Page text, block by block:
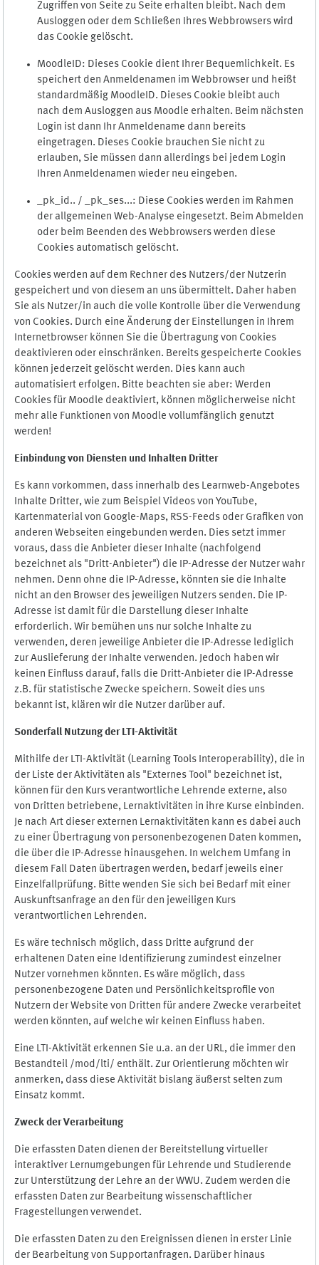
Zugriffen von Seite zu Seite erhalten bleibt. Nach dem
Ausloggen oder dem Schließen Ihres Webbrowsers wird
das Cookie gelöscht.
MoodleID: Dieses Cookie dient Ihrer Bequemlichkeit. Es
speichert den Anmeldenamen im Webbrowser und heißt
standardmäßig MoodleID. Dieses Cookie bleibt auch
nach dem Ausloggen aus Moodle erhalten. Beim nächsten
Login ist dann Ihr Anmeldename dann bereits
eingetragen. Dieses Cookie brauchen Sie nicht zu
erlauben, Sie müssen dann allerdings bei jedem Login
Ihren Anmeldenamen wieder neu eingeben.
_pk_id.. / _pk_ses...: Diese Cookies werden im Rahmen
der allgemeinen Web-Analyse eingesetzt. Beim Abmelden
oder beim Beenden des Webbrowsers werden diese
Cookies automatisch gelöscht.
Cookies werden auf dem Rechner des Nutzers/der Nutzerin
gespeichert und von diesem an uns übermittelt. Daher haben
Sie als Nutzer/in auch die volle Kontrolle über die Verwendung
von Cookies. Durch eine Änderung der Einstellungen in Ihrem
Internetbrowser können Sie die Übertragung von Cookies
deaktivieren oder einschränken. Bereits gespeicherte Cookies
können jederzeit gelöscht werden. Dies kann auch
automatisiert erfolgen. Bitte beachten sie aber: Werden
Cookies für Moodle deaktiviert, können möglicherweise nicht
mehr alle Funktionen von Moodle vollumfänglich genutzt
werden!
Einbindung von Diensten und Inhalten Dritter
Es kann vorkommen, dass innerhalb des Learnweb-Angebotes
Inhalte Dritter, wie zum Beispiel Videos von YouTube,
Kartenmaterial von Google-Maps, RSS-Feeds oder Grafiken von
anderen Webseiten eingebunden werden. Dies setzt immer
voraus, dass die Anbieter dieser Inhalte (nachfolgend
bezeichnet als "Dritt-Anbieter") die IP-Adresse der Nutzer wahr
nehmen. Denn ohne die IP-Adresse, könnten sie die Inhalte
nicht an den Browser des jeweiligen Nutzers senden. Die IP-
Adresse ist damit für die Darstellung dieser Inhalte
erforderlich. Wir bemühen uns nur solche Inhalte zu
verwenden, deren jeweilige Anbieter die IP-Adresse lediglich
zur Auslieferung der Inhalte verwenden. Jedoch haben wir
keinen Einfluss darauf, falls die Dritt-Anbieter die IP-Adresse
z.B. für statistische Zwecke speichern. Soweit dies uns
bekannt ist, klären wir die Nutzer darüber auf.
Sonderfall Nutzung der LTI-Aktivität
Mithilfe der LTI-Aktivität (Learning Tools Interoperability), die in
der Liste der Aktivitäten als "Externes Tool" bezeichnet ist,
können für den Kurs verantwortliche Lehrende externe, also
von Dritten betriebene, Lernaktivitäten in ihre Kurse einbinden.
Je nach Art dieser externen Lernaktivitäten kann es dabei auch
zu einer Übertragung von personenbezogenen Daten kommen,
die über die IP-Adresse hinausgehen. In welchem Umfang in
diesem Fall Daten übertragen werden, bedarf jeweils einer
Einzelfallprüfung. Bitte wenden Sie sich bei Bedarf mit einer
Auskunftsanfrage an den für den jeweiligen Kurs
verantwortlichen Lehrenden.
Es wäre technisch möglich, dass Dritte aufgrund der
erhaltenen Daten eine Identifizierung zumindest einzelner
Nutzer vornehmen könnten. Es wäre möglich, dass
personenbezogene Daten und Persönlichkeitsprofile von
Nutzern der Website von Dritten für andere Zwecke verarbeitet
werden könnten, auf welche wir keinen Einfluss haben.
Eine LTI-Aktivität erkennen Sie u.a. an der URL, die immer den
Bestandteil /mod/lti/ enthält. Zur Orientierung möchten wir
anmerken, dass diese Aktivität bislang äußerst selten zum
Einsatz kommt.
Zweck der Verarbeitung
Die erfassten Daten dienen der Bereitstellung virtueller
interaktiver Lernumgebungen für Lehrende und Studierende
zur Unterstützung der Lehre an der WWU. Zudem werden die
erfassten Daten zur Bearbeitung wissenschaftlicher
Fragestellungen verwendet.
Die erfassten Daten zu den Ereignissen dienen in erster Linie
der Bearbeitung von Supportanfragen. Darüber hinaus